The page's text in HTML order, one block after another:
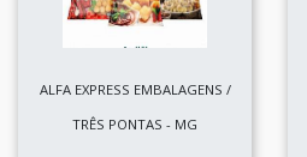
ALFA EXPRESS EMBALAGENS /
TRÊS PONTAS - MG